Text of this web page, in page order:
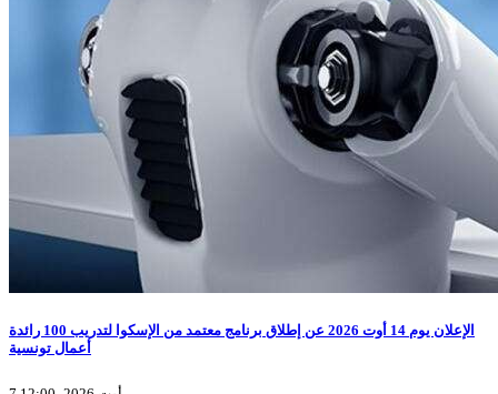
الإعلان يوم 14 أوت 2026 عن إطلاق برنامج معتمد من الإسكوا لتدريب 100 رائدة
أعمال تونسية